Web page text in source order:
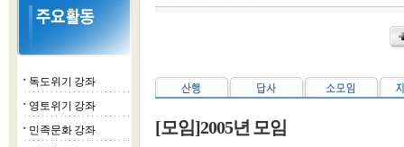
■ 독도위기 강좌
■ 영토위기 강좌
■ 민족문화 강좌 [모임]2005년 모임